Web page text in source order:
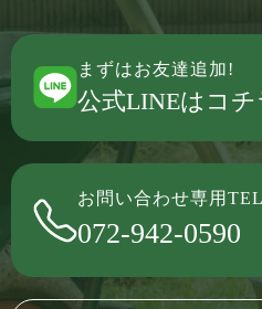
まずはお友達追加!
公式LINEはコチ
お問い合わせ専用TEL
072-942-0590